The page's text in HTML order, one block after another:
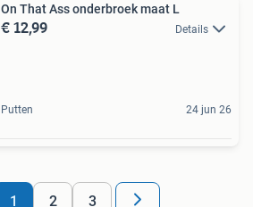
On That Ass onderbroek maat L
€ 12,99 Details
Putten 24 jun 26
1 2 3